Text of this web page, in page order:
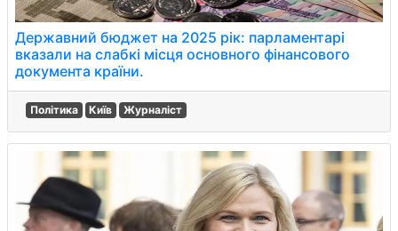
Державний бюджет на 2025 рік: парламентарі
вказали на слабкі місця основного фінансового
документа країни.
Політика Київ Журналіст